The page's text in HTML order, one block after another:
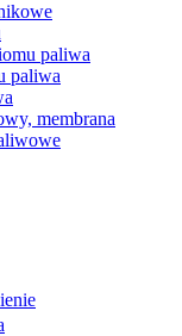
paliwa
paliwa
membrana